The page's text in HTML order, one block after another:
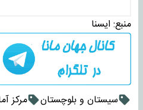
منبع: ايسنا
سیستان و بلوچستان مرکز